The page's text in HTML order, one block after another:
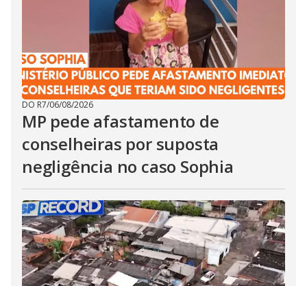
DO R7/06/08/2026
MP pede afastamento de
conselheiras por suposta
negligência no caso Sophia